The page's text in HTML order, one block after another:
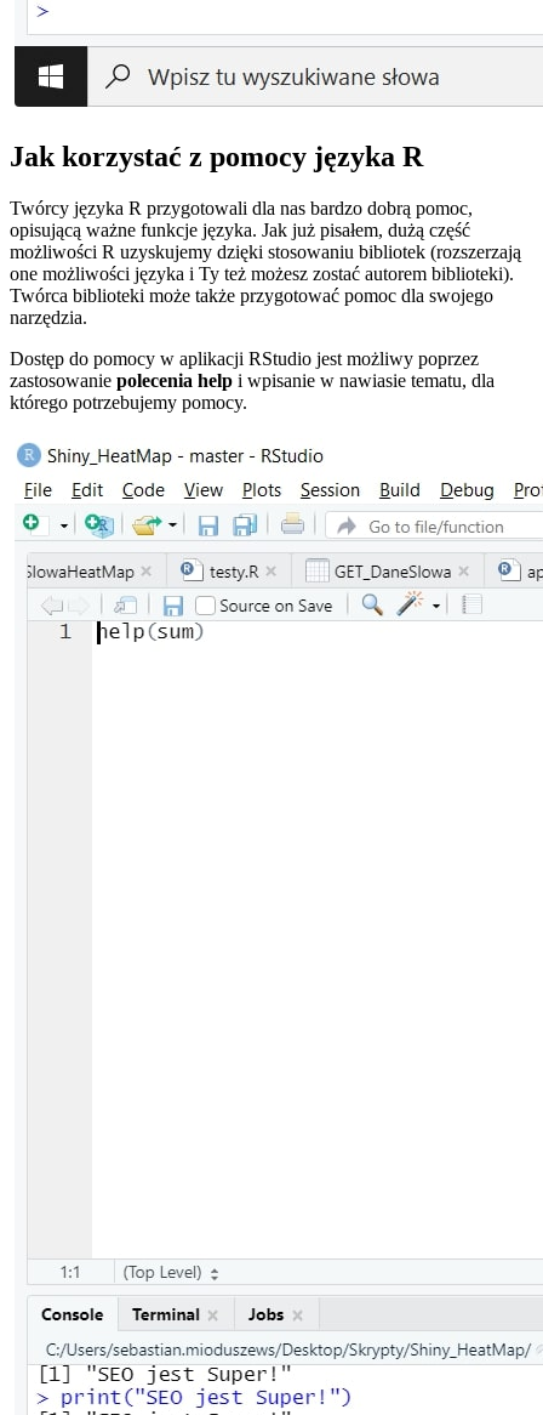
Jak korzystać z pomocy języka R
Twórcy języka R przygotowali dla nas bardzo dobrą pomoc,
opisującą ważne funkcje języka. Jak już pisałem, dużą część
możliwości R uzyskujemy dzięki stosowaniu bibliotek (rozszerzają
one możliwości języka i Ty też możesz zostać autorem biblioteki).
Twórca biblioteki może także przygotować pomoc dla swojego
narzędzia.
Dostęp do pomocy w aplikacji RStudio jest możliwy poprzez
zastosowanie polecenia help i wpisanie w nawiasie tematu, dla
którego potrzebujemy pomocy.